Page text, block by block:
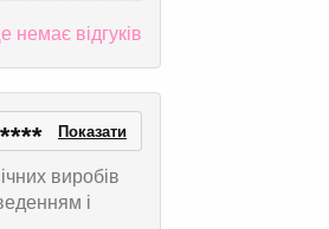
немає відгуків
**** Показати
виробів
і